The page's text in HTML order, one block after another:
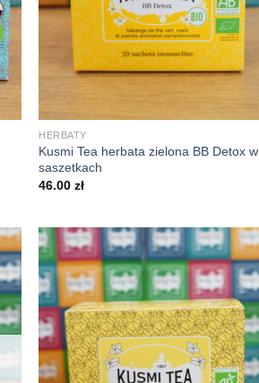
HERBATY
Kusmi Tea herbata zielona BB Detox w
saszetkach
46.00zł